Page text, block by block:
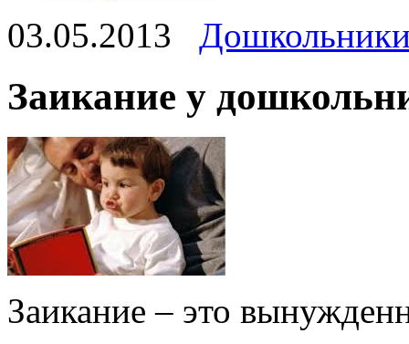
03.05.2013
Заикание у
Заикание – это